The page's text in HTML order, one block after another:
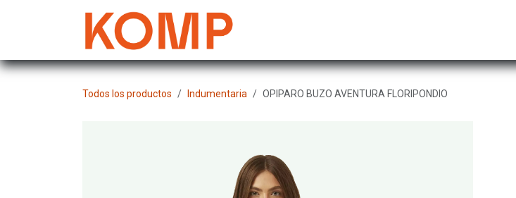
Todos los productos Indumentaria OPIPARO BUZO AVENTURA FLORIPONDIO